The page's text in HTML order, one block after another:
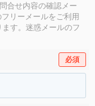
合せ内容の確認メー
リーメールをご利用
す。 迷惑メールのフ
必須